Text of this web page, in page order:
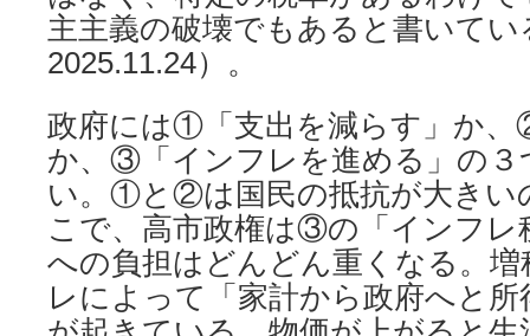
主主義の破壊でもあると書いてい
2025.11.24）。
政府には①「支出を減らす」か
か、③「インフレを進める」の３
い。①と②は国民の抵抗が大きい
こで、高市政権は③の「インフレ
への負担はどんどん重くなる。
レによって「家計から政府へと